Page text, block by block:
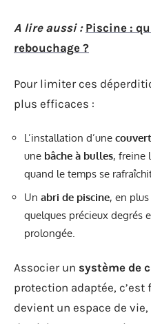
A lire aussi : Piscine :
rebouchage ?
Pour limiter ces
plus efficaces :
L’installation d’une
une bâche à bulles, freine
quand le temps se
Un abri de piscine, en
quelques précieux degrés
prolongée.
Associer un système de
protection adaptée,
devient un espace de